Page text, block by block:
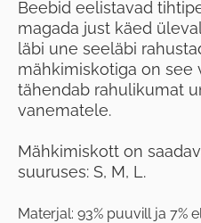
Beebid eelistavad
magada just käed
läbi une seeläbi
mähkimiskotiga on see
tähendab rahulikumat
vanematele.
Mähkimiskott on
suuruses: S, M, L.
Materjal: 93% puuvill ja 7%